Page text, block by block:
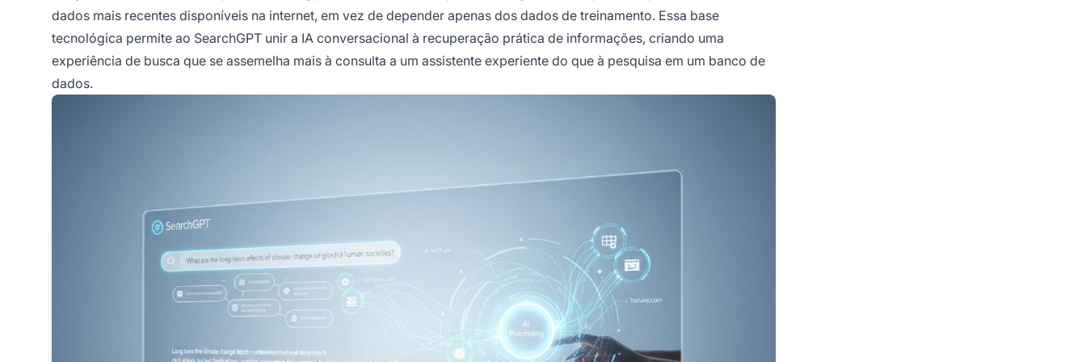
dados mais recentes disponíveis na internet, em vez de depender apenas dos dados de treinamento. Essa base
tecnológica permite ao SearchGPT unir a IA conversacional à recuperação prática de informações, criando uma
experiência de busca que se assemelha mais à consulta a um assistente experiente do que à pesquisa em um banco de
dados.